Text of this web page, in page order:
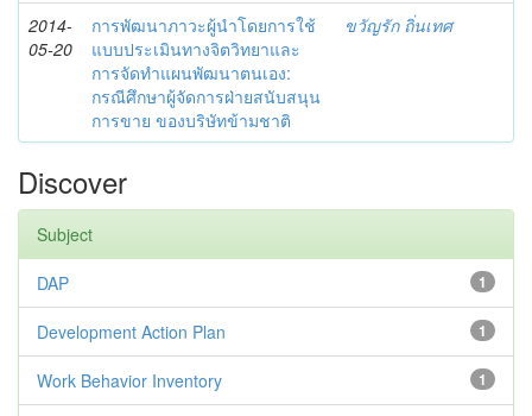
2014-
05-20
การพัฒนาภาวะผู้นำโดยการใช้
แบบประเมินทางจิตวิทยาและ
การจัดทำแผนพัฒนาตนเอง:
กรณีศึกษาผู้จัดการฝ่ายสนับสนุน
การขาย ของบริษัทข้ามชาติ
ขวัญรัก ถิ่นเทศ
Discover
Subject
1
DAP
1
Development Action Plan
1
Work Behavior Inventory